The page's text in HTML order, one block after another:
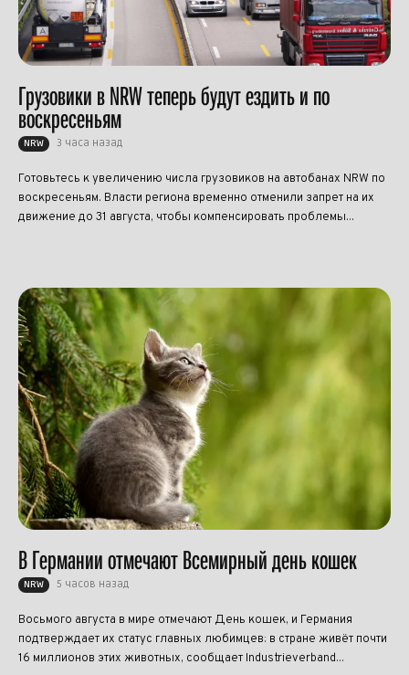
Грузовики в NRW теперь будут ездить и по
воскресеньям
NRW 3 часа назад
Готовьтесь к увеличению числа грузовиков на автобанах NRW по
воскресеньям. Власти региона временно отменили запрет на их
движение до 31 августа, чтобы компенсировать проблемы...
В Германии отмечают Всемирный день кошек
NRW 5 часов назад
Восьмого августа в мире отмечают День кошек, и Германия
подтверждает их статус главных любимцев: в стране живёт почти
16 миллионов этих животных, сообщает Industrieverband...